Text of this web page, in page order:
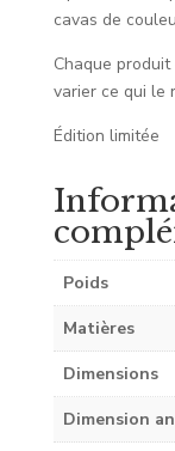
cavas de
Chaque
varier ce qui le
Édition limitée
Poids
Matières
Dimensions
Dimension